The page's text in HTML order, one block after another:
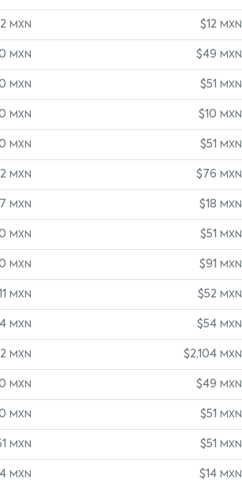
MXN $12 MXN
MXN $49 MXN
MXN $51 MXN
MXN $10 MXN
MXN $51 MXN
MXN $76 MXN
MXN $18 MXN
MXN $51 MXN
MXN $91 MXN
MXN $52 MXN
MXN $54 MXN
MXN $2,104 MXN
MXN $49 MXN
MXN $51 MXN
MXN $51 MXN
MXN $14 MXN